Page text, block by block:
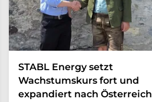
STABL Energy setzt
Wachstumskurs fort und
expandiert nach Österreich